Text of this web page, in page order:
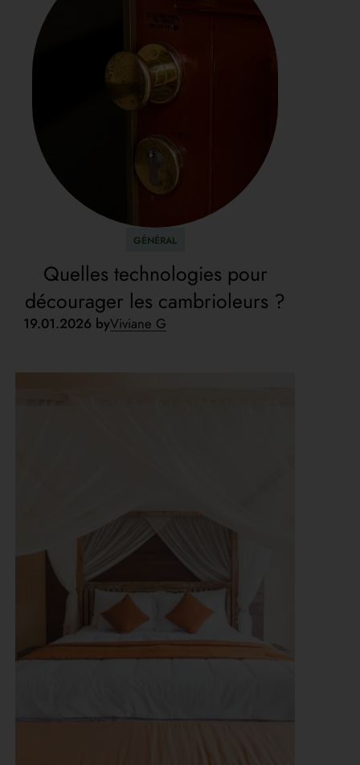
GÉNÉRAL
Quelles technologies pour
décourager les cambrioleurs ?
19.01.2026 byViviane G